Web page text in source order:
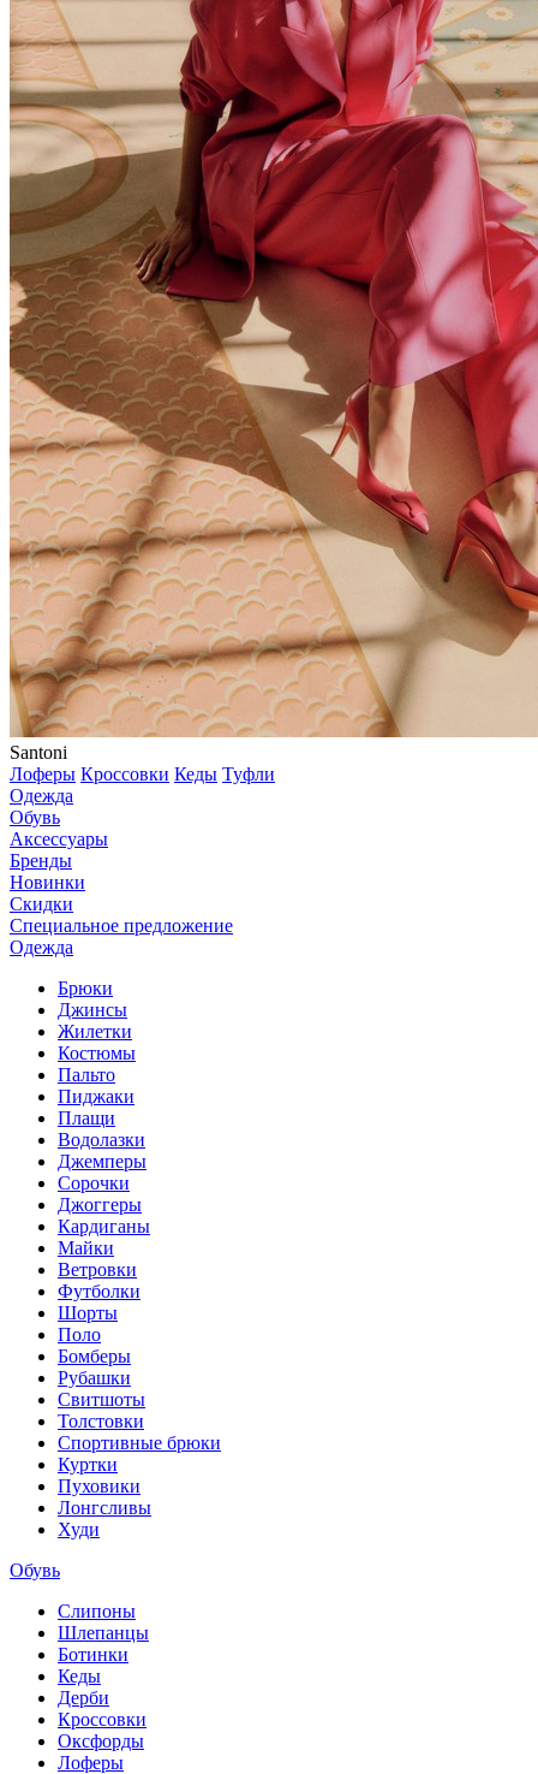
Santoni
Лоферы Кроссовки Кеды Туфли
Одежда
Обувь
Аксессуары
Бренды
Новинки
Скидки
Специальное предложение
Одежда
Брюки
Джинсы
Жилетки
Костюмы
Пальто
Пиджаки
Плащи
Водолазки
Джемперы
Сорочки
Джоггеры
Кардиганы
Майки
Ветровки
Футболки
Шорты
Поло
Бомберы
Рубашки
Свитшоты
Толстовки
Спортивные брюки
Куртки
Пуховики
Лонгсливы
Худи
Обувь
Слипоны
Шлепанцы
Ботинки
Кеды
Дерби
Кроссовки
Оксфорды
Лоферы